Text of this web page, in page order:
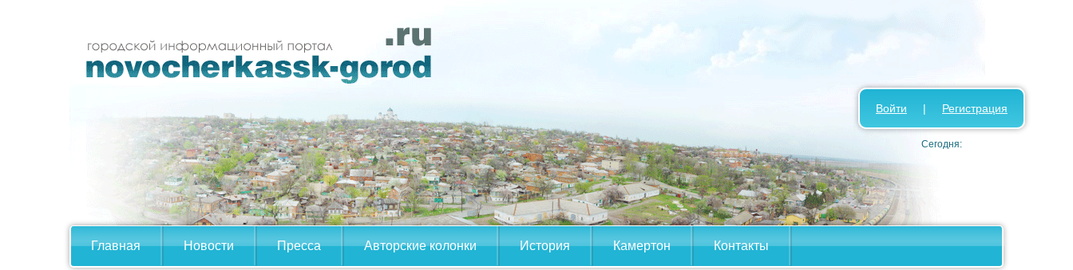
Главная Новости Пресса Авторские колонки История Камертон Контакты
Войти | Регистрация
Сегодня: